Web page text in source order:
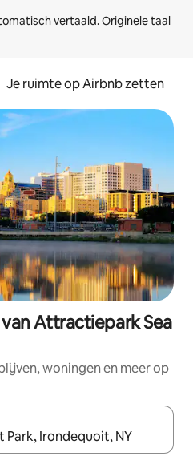
vertaald. Originele taal
Je ruimte op Airbnb zetten
Attractiepark Sea
woningen en meer op
zijn, maak je een keuze